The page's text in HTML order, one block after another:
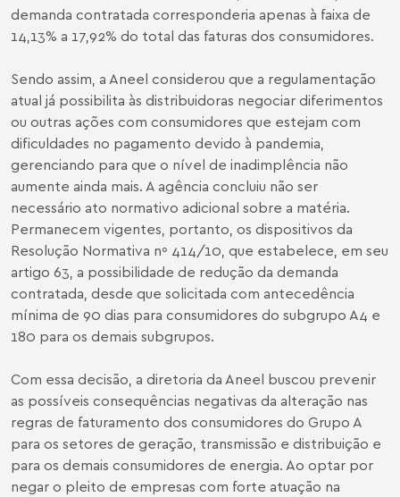
demanda contratada corresponderia apenas à faixa de
14,13% a 17,92% do total das faturas dos consumidores.
Sendo assim, a Aneel considerou que a regulamentação
atual já possibilita às distribuidoras negociar diferimentos
ou outras ações com consumidores que estejam com
dificuldades no pagamento devido à pandemia,
gerenciando para que o nível de inadimplência não
aumente ainda mais. A agência concluiu não ser
necessário ato normativo adicional sobre a matéria.
Permanecem vigentes, portanto, os dispositivos da
Resolução Normativa nº 414/10, que estabelece, em seu
artigo 63, a possibilidade de redução da demanda
contratada, desde que solicitada com antecedência
mínima de 90 dias para consumidores do subgrupo A4 e
180 para os demais subgrupos.
Com essa decisão, a diretoria da Aneel buscou prevenir
as possíveis consequências negativas da alteração nas
regras de faturamento dos consumidores do Grupo A
para os setores de geração, transmissão e distribuição e
para os demais consumidores de energia. Ao optar por
negar o pleito de empresas com forte atuação na